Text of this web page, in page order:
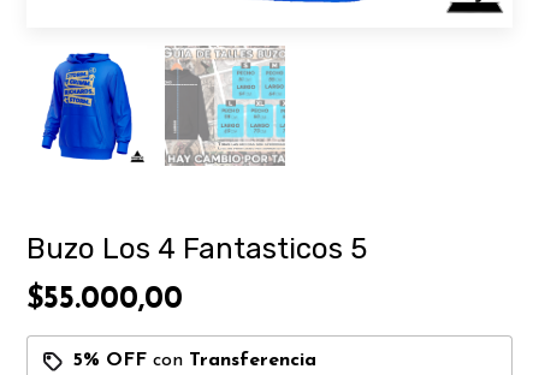
Buzo Los 4 Fantasticos 5
$55.000,00
5% OFF con Transferencia